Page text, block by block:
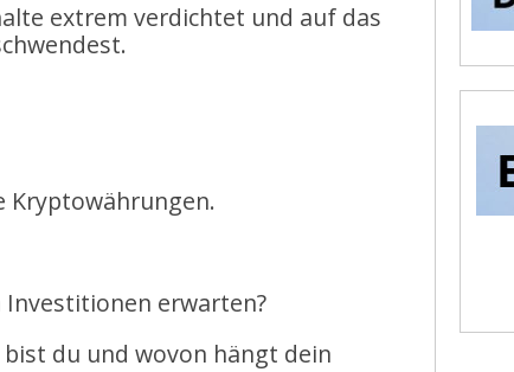
extrem verdichtet und auf das
Kryptowährungen.
erwarten?
du und wovon hängt dein